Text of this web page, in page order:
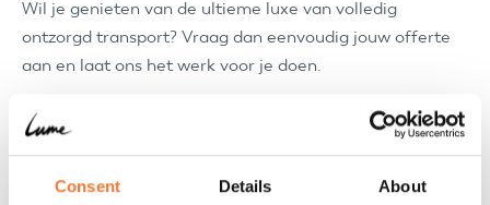
Consent Details About
Wil je genieten van de ultieme luxe van volledig
ontzorgd transport? Vraag dan eenvoudig jouw offerte
aan en laat ons het werk voor je doen.